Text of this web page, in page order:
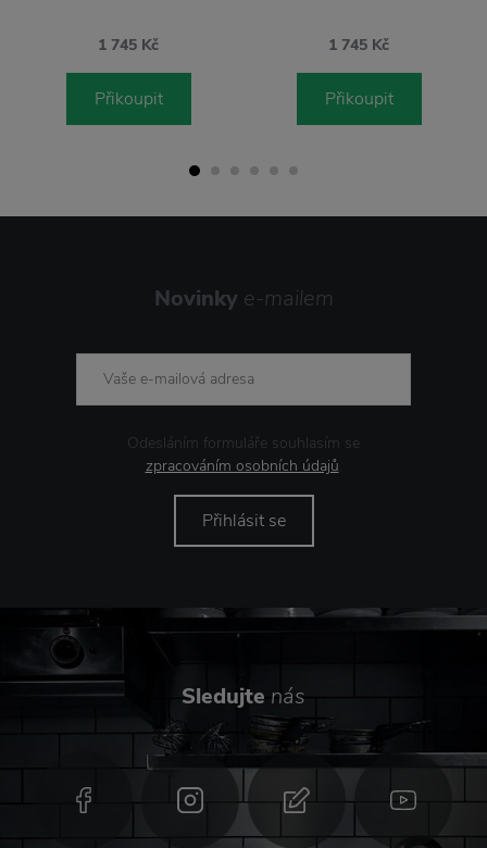
1 745 Kč
Přikoupit
1 745 Kč
Přikoupit
Novinky e-mailem
Odesláním formuláře souhlasím se
zpracováním osobních údajů.
Přihlásit se
Sledujte nás